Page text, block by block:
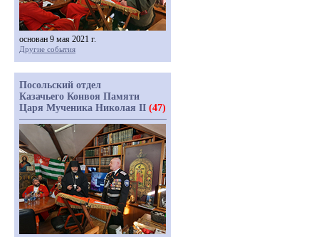
основан 9 мая 2021 г.
Другие события
Посольский отдел
Казачьего Конвоя Памяти
Царя Мученика Николая II (47)